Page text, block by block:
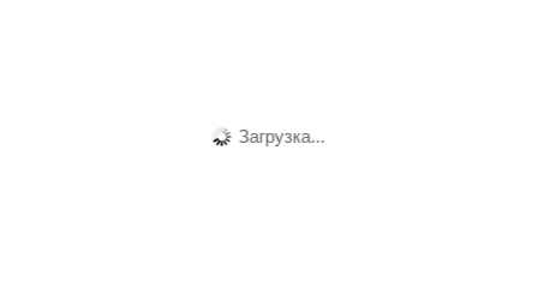
Загрузка...